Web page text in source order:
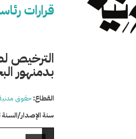
قرارات
الترخيص
بدمنهور
القطاع:حقوق
سنة الإصدار/